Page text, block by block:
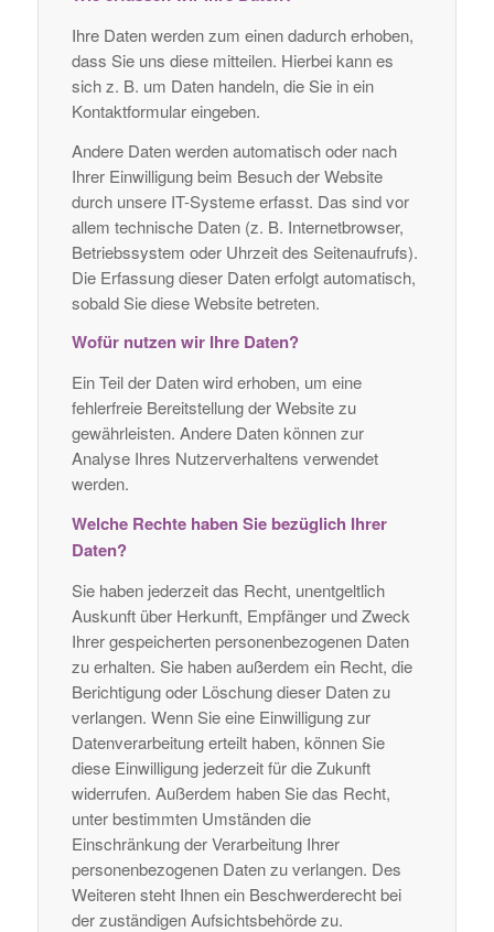
Ihre Daten werden zum einen dadurch erhoben,
dass Sie uns diese mitteilen. Hierbei kann es
sich z. B. um Daten handeln, die Sie in ein
Kontaktformular eingeben.
Andere Daten werden automatisch oder nach
Ihrer Einwilligung beim Besuch der Website
durch unsere IT-Systeme erfasst. Das sind vor
allem technische Daten (z. B. Internetbrowser,
Betriebssystem oder Uhrzeit des Seitenaufrufs).
Die Erfassung dieser Daten erfolgt automatisch,
sobald Sie diese Website betreten.
Wofür nutzen wir Ihre Daten?
Ein Teil der Daten wird erhoben, um eine
fehlerfreie Bereitstellung der Website zu
gewährleisten. Andere Daten können zur
Analyse Ihres Nutzerverhaltens verwendet
werden.
Welche Rechte haben Sie bezüglich Ihrer
Daten?
Sie haben jederzeit das Recht, unentgeltlich
Auskunft über Herkunft, Empfänger und Zweck
Ihrer gespeicherten personenbezogenen Daten
zu erhalten. Sie haben außerdem ein Recht, die
Berichtigung oder Löschung dieser Daten zu
verlangen. Wenn Sie eine Einwilligung zur
Datenverarbeitung erteilt haben, können Sie
diese Einwilligung jederzeit für die Zukunft
widerrufen. Außerdem haben Sie das Recht,
unter bestimmten Umständen die
Einschränkung der Verarbeitung Ihrer
personenbezogenen Daten zu verlangen. Des
Weiteren steht Ihnen ein Beschwerderecht bei
der zuständigen Aufsichtsbehörde zu.